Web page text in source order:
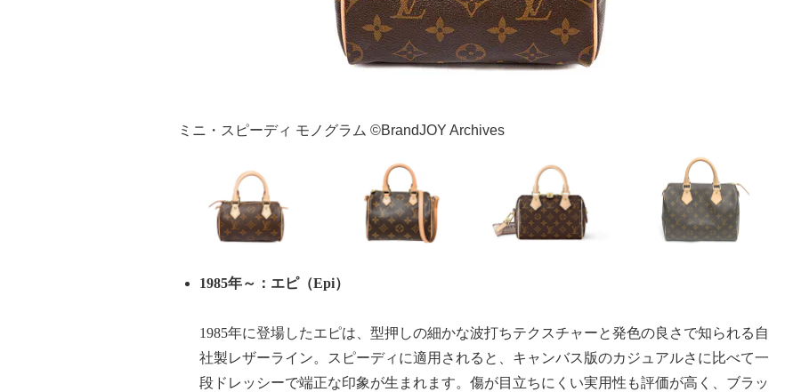
ミニ・スピーディ モノグラム ©BrandJOY Archives
1985年～：エピ（Epi）
1985年に登場したエピは、型押しの細かな波打ちテクスチャーと発色の良さで知られる自
社製レザーライン。スピーディに適用されると、キャンバス版のカジュアルさに比べて一
段ドレッシーで端正な印象が生まれます。傷が目立ちにくい実用性も評価が高く、ブラッ